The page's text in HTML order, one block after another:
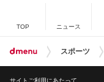
TOP ニュース
スポーツ
サイトご利用にあたって